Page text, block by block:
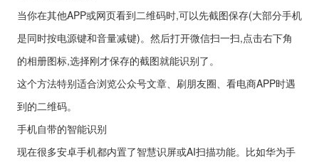
当你在其他APP或网页看到二维码时,可以先截图保存(大部分手机
是同时按电源键和音量减键)。然后打开微信扫一扫,点击右下角
的相册图标,选择刚才保存的截图就能识别了。
这个方法特别适合浏览公众号文章、刷朋友圈、看电商APP时遇
到的二维码。
手机自带的智能识别
现在很多安卓手机都内置了智慧识屏或AI扫描功能。比如华为手